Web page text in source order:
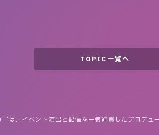
TOPIC一覧へ
”は、イベント演出と配信を一気通貫したプロデ